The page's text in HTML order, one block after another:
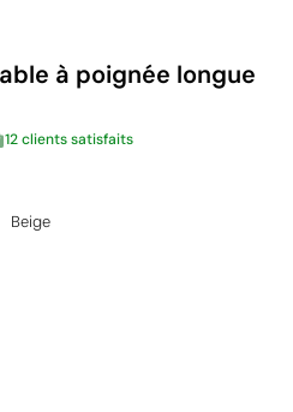
à poignée longue
12 clients satisfaits
Beige